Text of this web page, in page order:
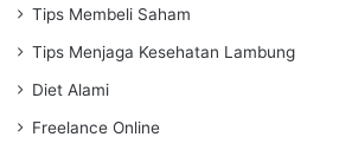
Tips Membeli Saham
Tips Menjaga Kesehatan Lambung
Diet Alami
Freelance Online